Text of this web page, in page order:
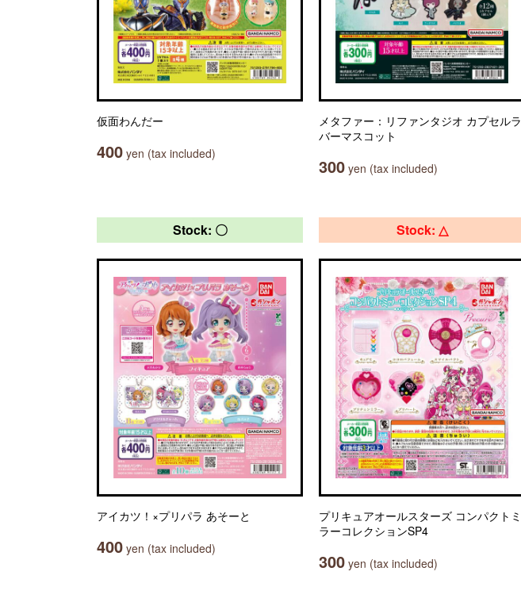
仮面わんだー
400 yen (tax included)
メタファー：リファンタジオ カプセルラ
バーマスコット
300 yen (tax included)
Stock: 〇
アイカツ！×プリパラ あそーと
400 yen (tax included)
Stock: △
プリキュアオールスターズ コンパクトミ
ラーコレクションSP4
300 yen (tax included)